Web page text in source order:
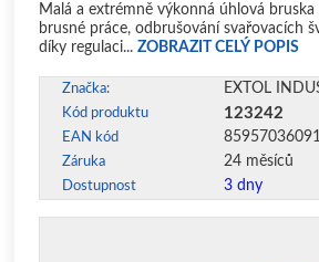
Malá a extrémně výkonná úhlová bruska
brusné práce, odbrušování svařovacích
díky regulaci... ZOBRAZIT CELÝ POPIS
Značka: EXTOL
Kód produktu 123242
EAN kód
Záruka 24 měsíců
Dostupnost 3 dny